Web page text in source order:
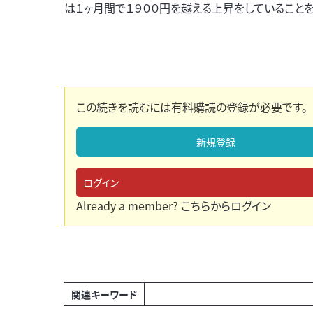
は１ヶ月間で１９００円を越える上昇をしていること
この続きを読むには有料購読の登録が必要です。
新規登録
ログイン
Already a member? こちらからログイン
関連キーワード